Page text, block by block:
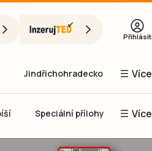
Přihlásit
Jindřichohradecko Více
Prachaticko
Speciální přílohy Více